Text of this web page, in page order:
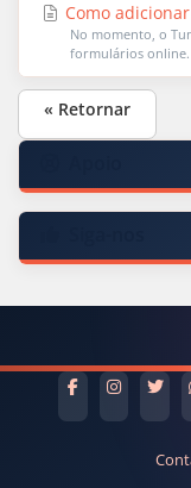
Como
No momento, o
formulários online.
« Retornar